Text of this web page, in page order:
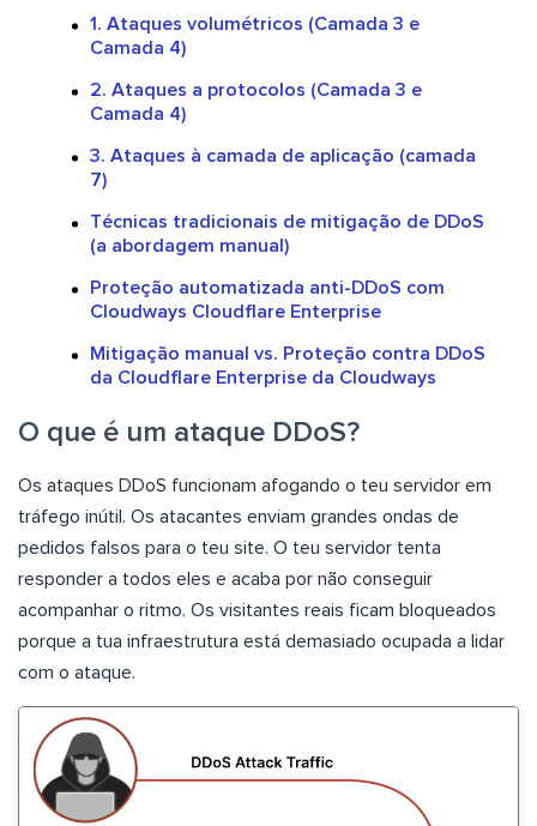
1. Ataques volumétricos (Camada 3 e
Camada 4)
2. Ataques a protocolos (Camada 3 e
Camada 4)
3. Ataques à camada de aplicação (camada
7)
Técnicas tradicionais de mitigação de DDoS
(a abordagem manual)
Proteção automatizada anti-DDoS com
Cloudways Cloudflare Enterprise
Mitigação manual vs. Proteção contra DDoS
da Cloudflare Enterprise da Cloudways
O que é um ataque DDoS?
Os ataques DDoS funcionam afogando o teu servidor em
tráfego inútil. Os atacantes enviam grandes ondas de
pedidos falsos para o teu site. O teu servidor tenta
responder a todos eles e acaba por não conseguir
acompanhar o ritmo. Os visitantes reais ficam bloqueados
porque a tua infraestrutura está demasiado ocupada a lidar
com o ataque.